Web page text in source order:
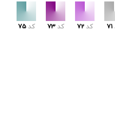
71 کد 72 کد 73 کد 75